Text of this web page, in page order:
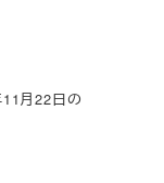
月22日の